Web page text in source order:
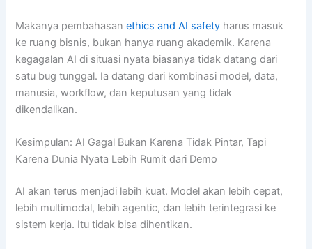
Makanya pembahasanethics and AI safety harus masuk
ke ruang bisnis, bukan hanya ruang akademik. Karena
kegagalan AI di situasi nyata biasanya tidak datang dari
satu bug tunggal. Ia datang dari kombinasi model, data,
manusia, workflow, dan keputusan yang tidak
dikendalikan.
Kesimpulan: AI Gagal Bukan Karena Tidak Pintar, Tapi
Karena Dunia Nyata Lebih Rumit dari Demo
AI akan terus menjadi lebih kuat. Model akan lebih cepat,
lebih multimodal, lebih agentic, dan lebih terintegrasi ke
sistem kerja. Itu tidak bisa dihentikan.